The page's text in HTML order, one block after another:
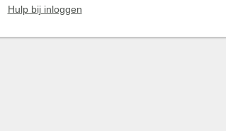
Hulp bij inloggen